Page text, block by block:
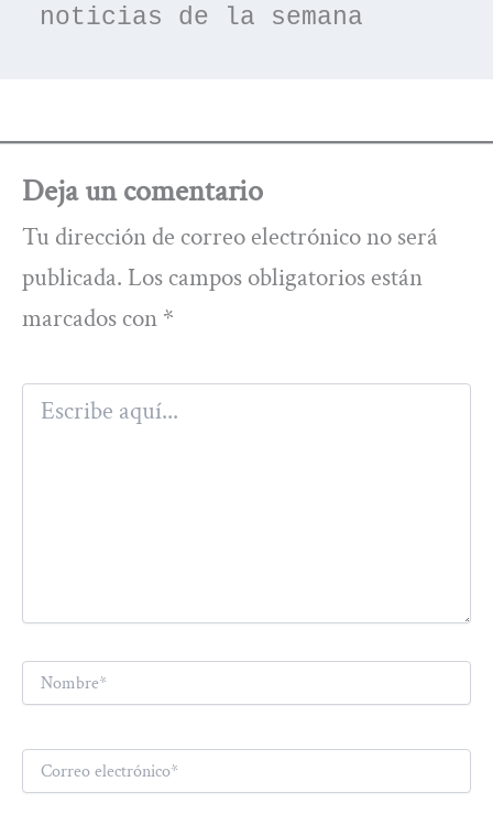
noticias de la semana
Deja un comentario
Tu dirección de correo electrónico no será
publicada. Los campos obligatorios están
marcados con *
Escribe
aquí...
Correo
electrónico*